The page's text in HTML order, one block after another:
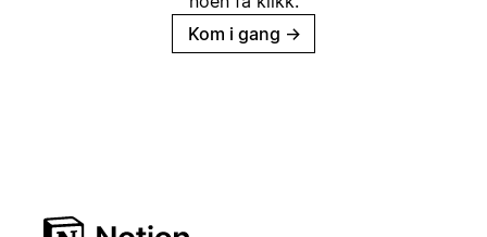
Kom i gang →